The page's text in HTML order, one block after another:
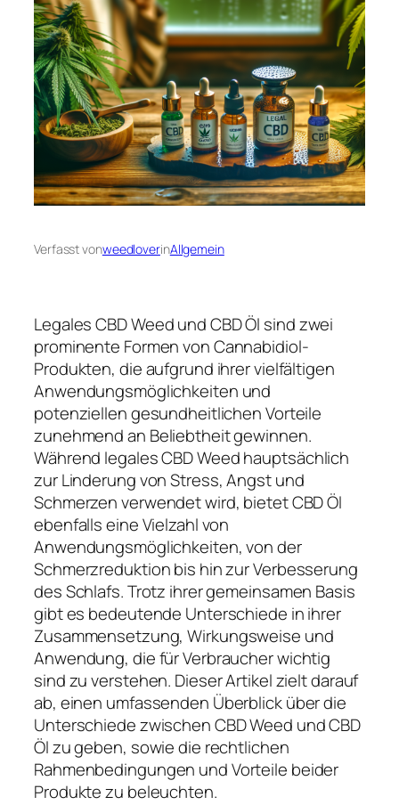
Verfasst vonweedloverinAllgemein
Legales CBD Weed und CBD Öl sind zwei
prominente Formen von Cannabidiol-
Produkten, die aufgrund ihrer vielfältigen
Anwendungsmöglichkeiten und
potenziellen gesundheitlichen Vorteile
zunehmend an Beliebtheit gewinnen.
Während legales CBD Weed hauptsächlich
zur Linderung von Stress, Angst und
Schmerzen verwendet wird, bietet CBD Öl
ebenfalls eine Vielzahl von
Anwendungsmöglichkeiten, von der
Schmerzreduktion bis hin zur Verbesserung
des Schlafs. Trotz ihrer gemeinsamen Basis
gibt es bedeutende Unterschiede in ihrer
Zusammensetzung, Wirkungsweise und
Anwendung, die für Verbraucher wichtig
sind zu verstehen. Dieser Artikel zielt darauf
ab, einen umfassenden Überblick über die
Unterschiede zwischen CBD Weed und CBD
Öl zu geben, sowie die rechtlichen
Rahmenbedingungen und Vorteile beider
Produkte zu beleuchten.